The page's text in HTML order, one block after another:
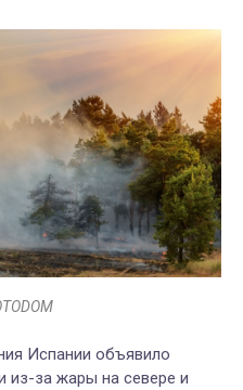
Испании объявило
из-за жары на севере и